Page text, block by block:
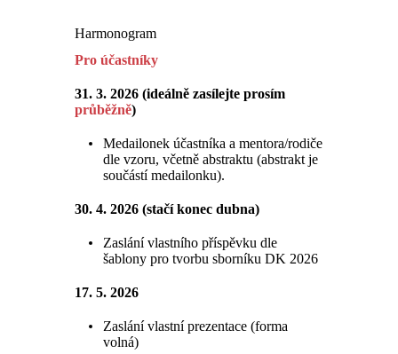
Harmonogram
Pro účastníky
31. 3. 2026 (ideálně zasílejte prosím
průběžně)
Medailonek účastníka a mentora/rodiče
dle vzoru, včetně abstraktu (abstrakt je
součástí medailonku).
30. 4. 2026 (stačí konec dubna)
Zaslání vlastního příspěvku dle
šablony pro tvorbu sborníku DK 2026
17. 5. 2026
Zaslání vlastní prezentace (forma
volná)